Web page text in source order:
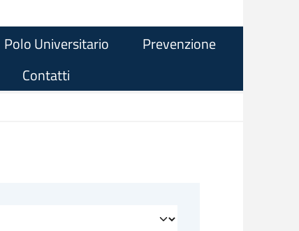
Polo Universitario
Prevenzione
Contatti